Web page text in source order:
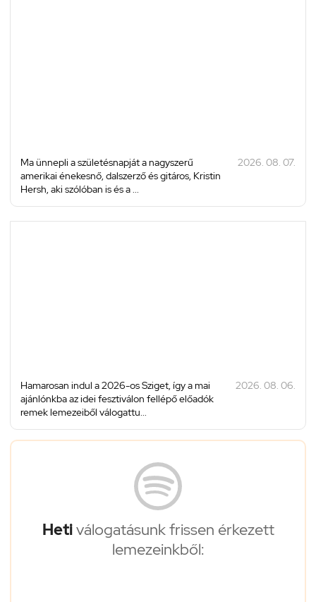
Ma ünnepli a születésnapját a nagyszerű
amerikai énekesnő, dalszerző és gitáros, Kristin
Hersh, aki szólóban is és a ...
2026. 08. 07.
Hamarosan indul a 2026-os Sziget, így a mai
ajánlónkba az idei fesztiválon fellépő előadók
remek lemezeiből válogattu...
2026. 08. 06.
Hetiválogatásunk frissen érkezett
lemezeinkből: